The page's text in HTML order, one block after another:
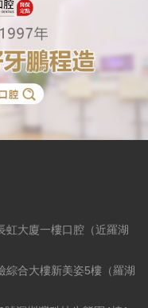
虹大廈一樓口腔（近羅湖
綜合大樓新美姿5樓（羅湖